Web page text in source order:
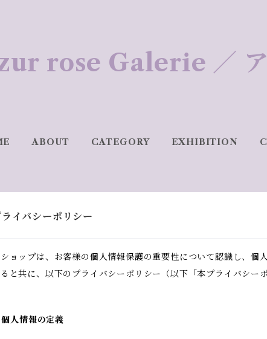
rose Galerie ／ ア
ABOUT CATEGORY EXHIBITION
ライバシーポリシー
ョップは、お客様の個人情報保護の重要性について認識し、
と共に、以下のプライバシーポリシー（以下「本プライバシー
人情報の定義